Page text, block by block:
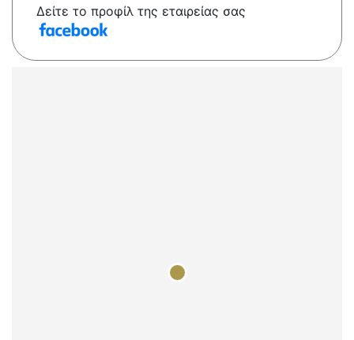
Δείτε το προφίλ της εταιρείας σας